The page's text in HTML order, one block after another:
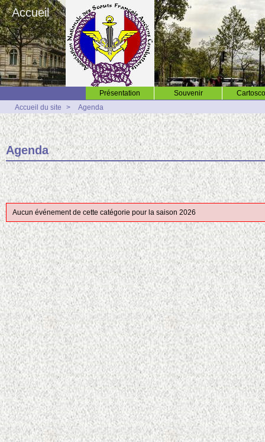
Accueil
Présentation Souvenir
Accueil du site
> Agenda
Agenda
Aucun événement de cette catégorie pour la saison 2026